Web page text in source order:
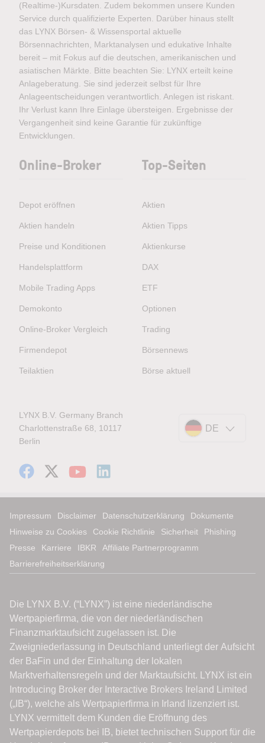
(Realtime-)Kursdaten. Zudem bekommen unsere Kunden
Service durch qualifizierte Experten. Darüber hinaus stellt
das LYNX Börsen- & Wissensportal aktuelle
Börsennachrichten, Marktanalysen und edukative Inhalte
bereit – mit Fokus auf die deutschen, amerikanischen und
asiatischen Märkte. Bitte beachten Sie: LYNX erteilt keine
Anlageberatung. Sie sind jederzeit selbst für Ihre
Anlageentscheidungen verantwortlich. Anlegen ist riskant.
Ihr Verlust kann Ihre Einlage übersteigen. Ergebnisse der
Vergangenheit sind keine Garantie für zukünftige
Entwicklungen.
Online-Broker
Depot eröffnen
Aktien handeln
Preise und Konditionen
Handelsplattform
Mobile Trading Apps
Demokonto
Online-Broker Vergleich
Firmendepot
Teilaktien
Top-Seiten
Aktien
Aktien Tipps
Aktienkurse
DAX
ETF
Optionen
Trading
Börsennews
Börse aktuell
LYNX B.V. Germany Branch
Charlottenstraße 68, 10117
Berlin
DE
Impressum Disclaimer Datenschutzerklärung
Dokumente
Hinweise zu Cookies
Cookie Richtlinie Sicherheit
Phishing
Presse
Karriere IBKR
Affiliate Partnerprogramm
Barrierefreiheitserklärung